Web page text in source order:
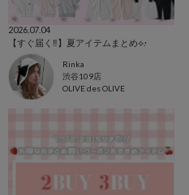
2026.07.04
【すぐ届く‼️】夏アイテムまとめ⟡.·
Rinka
渋谷109店
OLIVE des OLIVE